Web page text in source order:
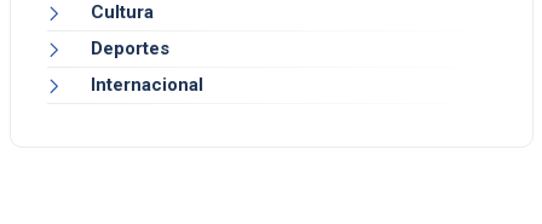
Cultura
Deportes
Internacional